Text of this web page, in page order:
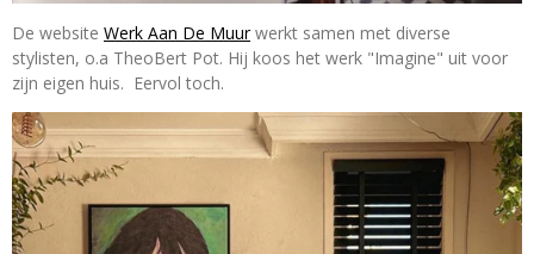
De website Werk Aan De Muurwerkt samen met diverse
stylisten, o.a TheoBert Pot. Hij koos het werk "Imagine" uit voor
zijn eigen huis. Eervol toch.